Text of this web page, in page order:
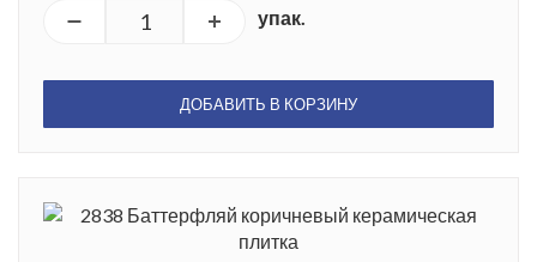
упак.
ДОБАВИТЬ В КОРЗИНУ